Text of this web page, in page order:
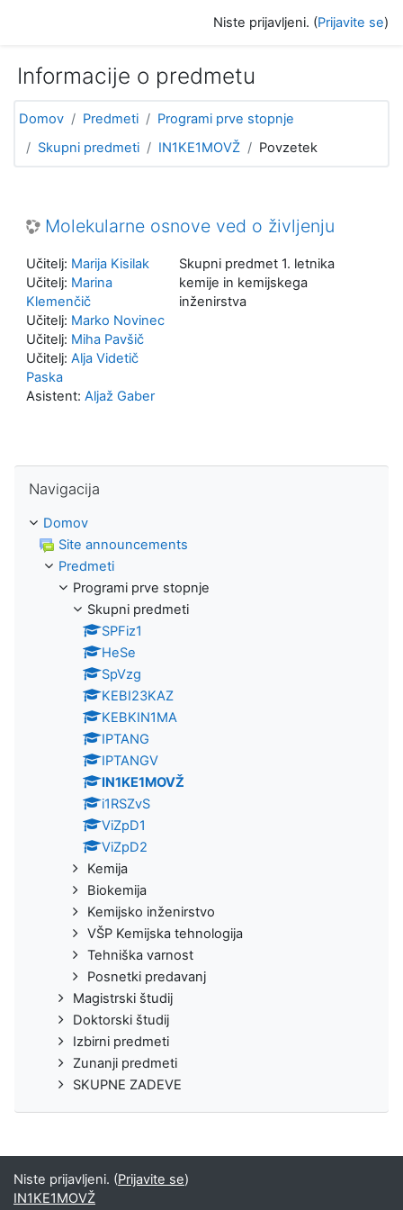
Niste prijavljeni. (Prijavite se)
Informacije o predmetu
Domov Predmeti
Programi prve stopnje
Skupni predmeti
IN1KE1MOVŽ Povzetek
Molekularne osnove ved o življenju
Skupni predmet 1. letnika
kemije in kemijskega
inženirstva
Učitelj: Marija Kisilak
Učitelj: Marina
Klemenčič
Učitelj: Marko Novinec
Učitelj: Miha Pavšič
Učitelj: Alja Videtič
Paska
Asistent: Aljaž Gaber
Navigacija
Domov
Site announcements
Predmeti
Programi prve stopnje
Skupni predmeti
SPFiz1
HeSe
SpVzg
KEBI23KAZ
KEBKIN1MA
IPTANG
IPTANGV
IN1KE1MOVŽ
i1RSZvS
ViZpD1
ViZpD2
Kemija
Biokemija
Kemijsko inženirstvo
VŠP Kemijska tehnologija
Tehniška varnost
Posnetki predavanj
Magistrski študij
Doktorski študij
Izbirni predmeti
Zunanji predmeti
SKUPNE ZADEVE
Niste prijavljeni. (Prijavite se)
IN1KE1MOVŽ